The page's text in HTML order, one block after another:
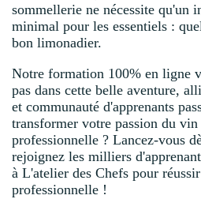
sommellerie ne nécessite qu'un
minimal pour les essentiels :
bon limonadier.
Notre formation 100% en ligne
pas dans cette belle aventure,
et communauté d'apprenants
transformer votre passion du
professionnelle ? Lancez-vous
rejoignez les milliers
à L'atelier des Chefs pour
professionnelle !